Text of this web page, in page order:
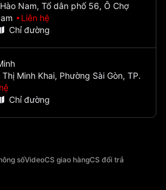
Nam, Tổ dân phố 56, Ô Chợ
Liên hệ
Chỉ đường
Minh Khai, Phường Sài Gòn, TP.
Chỉ đường
sốVideoCS giao hàngCS đổi trả